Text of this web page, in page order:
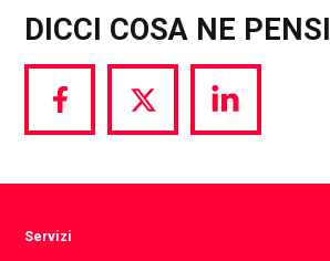
DICCI COSA NE PENSI
Share
via
Share
via
Share
via
Servizi